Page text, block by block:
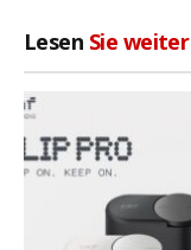
Lesen Sie weiter